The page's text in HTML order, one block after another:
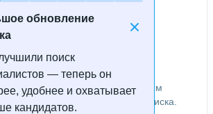
обновление
поиск
— теперь он
удобнее и охватывает
кандидатов.
не найдены
найти специалистов по заданным
изменить условия поиска.